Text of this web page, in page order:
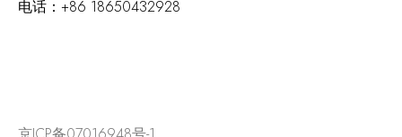
电话： +86 18650432928